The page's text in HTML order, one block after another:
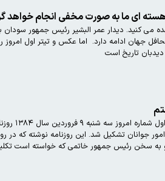
هسته ای ما به صورت مخفی انجام خواهد
صفحه نخست روزنامه ایران روز چهارشنبه ۶ اردیبهشت سال ۱۳۸۵ را
جهان ادامه دارد‌. ‌ اما عکس و تیتر اول امروز
تاریخ است
سخن رئیس جمهور خاتمی که خواسته است